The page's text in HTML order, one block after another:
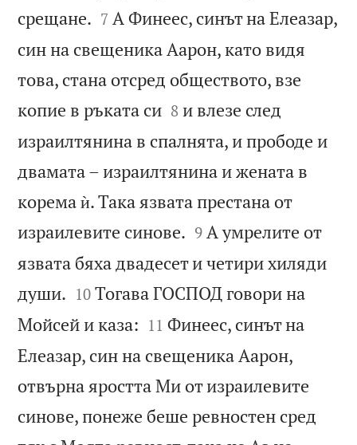
срещане. 

7 А Финеес, синът на Елеазар,
син на свещеника Аарон, като видя
това, стана отсред обществото, взе
копие в ръката си
8 и влезе след
израилтянина в спалнята, и прободе и
двамата – израилтянина и жената в
корема ѝ. Така язвата престана от
израилевите синове. 

9 А умрелите от
язвата бяха двадесет и четири хиляди
души. 

10 Тогава ГОСПОД говори на
Мойсей и каза: 

11 Финеес, синът на
Елеазар, син на свещеника Аарон,
отвърна яростта Ми от израилевите
синове, понеже беше ревностен сред